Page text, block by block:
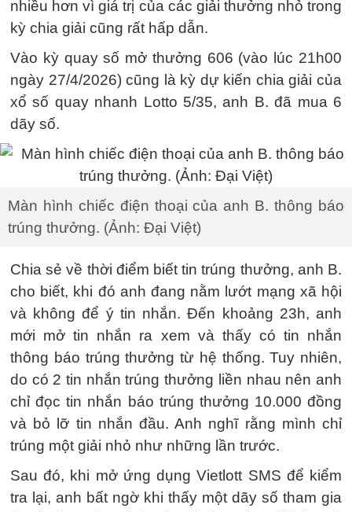
nhiều hơn vì giá trị của các giải thưởng nhỏ trong
kỳ chia giải cũng rất hấp dẫn.
Vào kỳ quay số mở thưởng 606 (vào lúc 21h00
ngày 27/4/2026) cũng là kỳ dự kiến chia giải của
xổ số quay nhanh Lotto 5/35, anh B. đã mua 6
dãy số.
Màn hình chiếc điện thoại của anh B. thông báo
trúng thưởng. (Ảnh: Đại Việt)
Chia sẻ về thời điểm biết tin trúng thưởng, anh B.
cho biết, khi đó anh đang nằm lướt mạng xã hội
và không để ý tin nhắn. Đến khoảng 23h, anh
mới mở tin nhắn ra xem và thấy có tin nhắn
thông báo trúng thưởng từ hệ thống. Tuy nhiên,
do có 2 tin nhắn trúng thưởng liền nhau nên anh
chỉ đọc tin nhắn báo trúng thưởng 10.000 đồng
và bỏ lỡ tin nhắn đầu. Anh nghĩ rằng mình chỉ
trúng một giải nhỏ như những lần trước.
Sau đó, khi mở ứng dụng Vietlott SMS để kiểm
tra lại, anh bất ngờ khi thấy một dãy số tham gia